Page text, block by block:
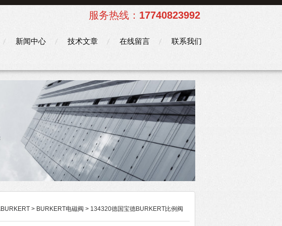
服务热线： 17740823992
新闻中心 技术文章 在线留言 联系我们
> BURKERT电磁阀 > 134320德国宝德BURKERT比例阀